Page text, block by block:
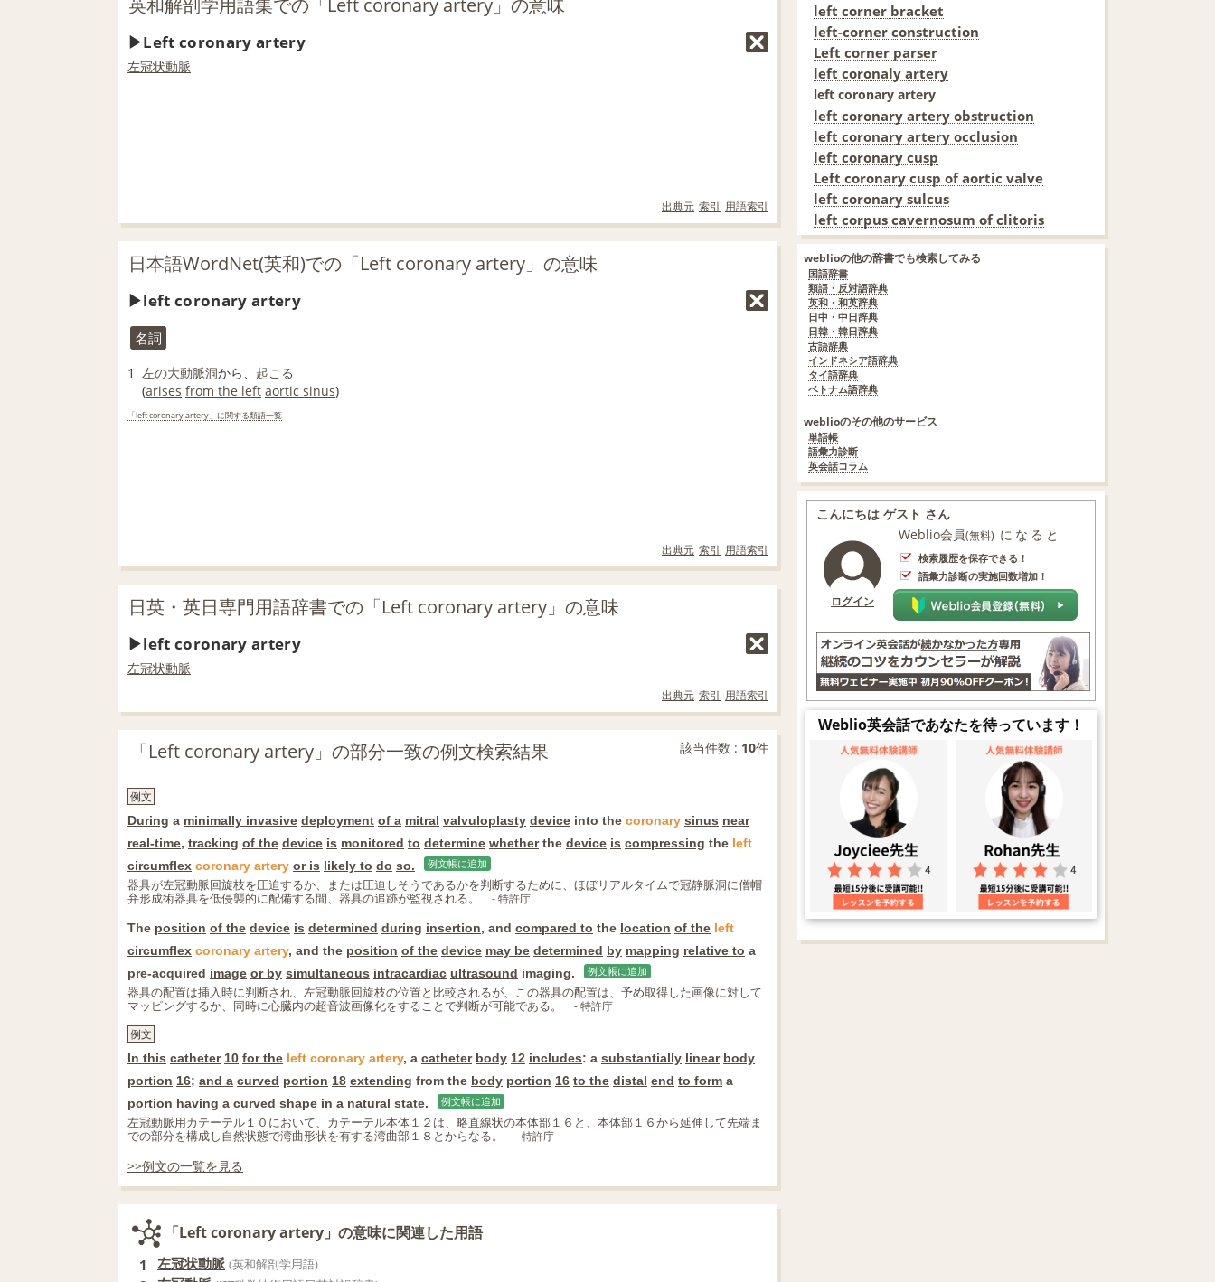
Left coronary artery
左冠状動脈
出典元 索引 用語索引
日本語WordNet(英和)での「Left coronary artery」の意味
left coronary artery
名詞
1 左の大動脈洞から、 起こる
(arises from the left aortic sinus)
「left coronary artery」に関する類語一覧
出典元 索引 用語索引
日英・英日専門用語辞書での「Left coronary artery」の意味
left coronary artery
左冠状動脈
出典元 索引 用語索引
「Left coronary artery」の部分一致の例文検索結果 該当件数 : 10件
例文
During a minimally invasive deployment of a mitral valvuloplasty device into the coronary sinus near
real-time, tracking of the device is monitored to determine whetherthe device is compressing the left
circumflex coronary artery or is likely to do so. 例文帳に追加
器具が左冠動脈回旋枝を圧迫するか、または圧迫しそうであるかを判断するために、ほぼリアルタイムで冠静脈洞に僧帽
弁形成術器具を低侵襲的に配備する間、器具の追跡が監視される。
- 特許庁
The position of the device is determined during insertion, and compared to the location of the left
circumflex coronary artery, and the position of the device may be determined by mapping relative to a
pre-acquired image or by simultaneous intracardiac ultrasound imaging. 例文帳に追加
器具の配置は挿入時に判断され、左冠動脈回旋枝の位置と比較されるが、この器具の配置は、予め取得した画像に対して
マッピングするか、同時に心臓内の超音波画像化をすることで判断が可能である。
- 特許庁
例文
In this catheter 10 for the left coronary artery, a catheter body 12 includes: a substantially linear body
portion 16; and a curved portion 18 extending from the body portion 16 to the distal end to form a
portion having a curved shape in a natural state. 例文帳に追加
左冠動脈用カテーテル１０において、カテーテル本体１２は、略直線状の本体部１６と、本体部１６から延伸して先端ま
での部分を構成し自然状態で湾曲形状を有する湾曲部１８とからなる。
- 特許庁
>>例文の一覧を見る
「Left coronary artery」の意味に関連した用語
1 左冠状動脈 (英和解剖学用語)
left corner bracket
left-corner construction
Left corner parser
left coronaly artery
left coronary artery
left coronary artery obstruction
left coronary artery occlusion
left coronary cusp
Left coronary cusp of aortic valve
left coronary sulcus
left corpus cavernosum of clitoris
weblioの他の辞書でも検索してみる
国語辞書
類語・反対語辞典
英和・和英辞典
日中・中日辞典
日韓・韓日辞典
古語辞典
インドネシア語辞典
タイ語辞典
ベトナム語辞典
weblioのその他のサービス
単語帳
語彙力診断
英会話コラム
こんにちは ゲスト さん
ログイン
Weblio会員(無料) になると
検索履歴を保存できる！
語彙力診断の実施回数増加！
Weblio英会話であなたを待っています！